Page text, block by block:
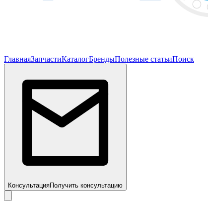
ГлавнаяЗапчастиКаталогБрендыПолезные статьиПоиск
КонсультацияПолучить консультацию